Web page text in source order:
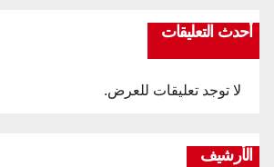
أحدث التعليقات
لا توجد تعليقات للعرض.
الأرشيف